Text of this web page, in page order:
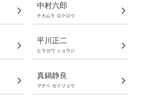
中村六郎
ナカムラ ロクロウ
平川正二
ヒラカワ ショウジ
真鍋静良
マナベ セイリョウ